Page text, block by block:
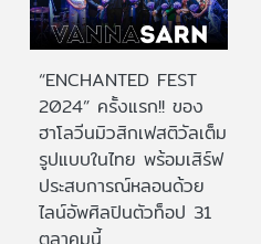
“ENCHANTED FEST
2024” ครั้งแรก!! ของ
ฮาโลวีนมิวสิกเฟสติวัลเต็ม
รูปแบบในไทย พร้อมเสิร์ฟ
ประสบการณ์หลอนด้วย
ไลน์อัพศิลปินตัวท็อป 31